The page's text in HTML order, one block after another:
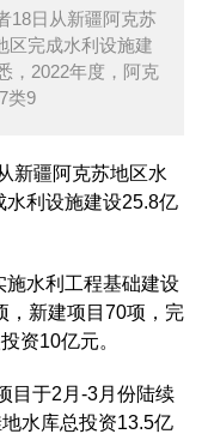
18日从新疆阿克苏
区完成水利设施建
，2022年度，阿克
类9
疆阿克苏地区水
利设施建设25.8亿
水利工程基础建设
，新建项目70项，完
资10亿元。
于2月-3月份陆续
水库总投资13.5亿